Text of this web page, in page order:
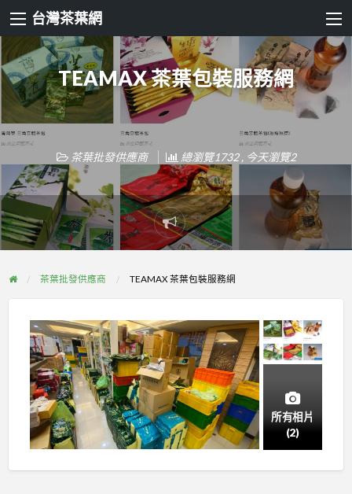
台灣茶葉網
TEAMAX 茶葉包裝服務網
茶葉批發供應商 總瀏覽1732 , 今天瀏覽2
Report
problem
茶葉批發供應商 TEAMAX 茶葉包裝服務網
所有相片
(2)